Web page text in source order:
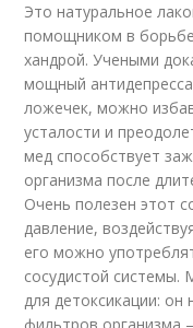
Это натуральное
помощником в борьбе
хандрой. Учеными
мощный
ложечек, можно
усталости и
мед способствует
организма после
Очень полезен этот
давление,
его можно
сосудистой системы.
для детоксикации: он